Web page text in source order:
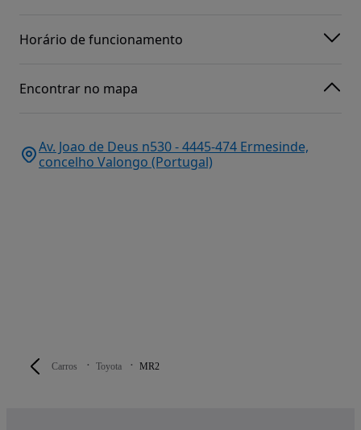
Carros Toyota MR2
Horário de funcionamento
Encontrar no mapa
Av. Joao de Deus n530 - 4445-474 Ermesinde,
concelho Valongo (Portugal)